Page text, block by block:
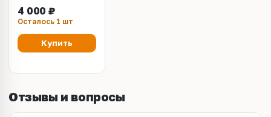
019K15721,
019K15722,
019K15723)
4 000 ₽
Осталось 1 шт
Купить
Отзывы и вопросы